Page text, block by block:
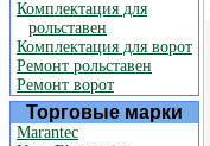
Комплектация для
рольставен
Комплектация для ворот
Ремонт рольставен
Ремонт ворот
Торговые марки
Marantec